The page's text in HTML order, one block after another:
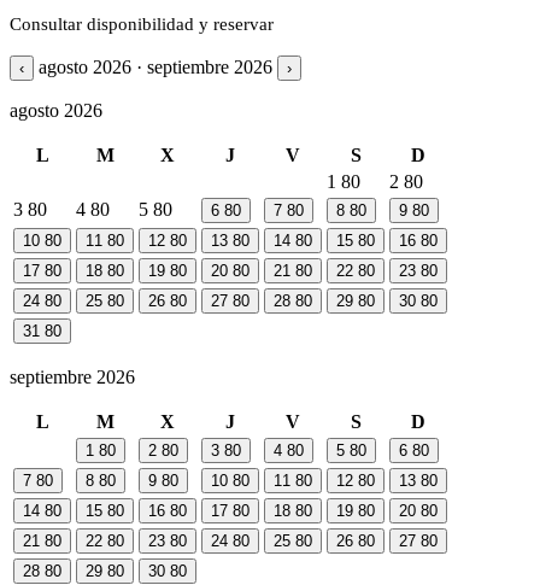
Consultar disponibilidad y reservar
‹ agosto 2026 · septiembre 2026 ›
agosto 2026
L M X J V S
D
1 80 2 80
3 80 4 80 5 80 6 80 7 80 8 80 9 80
10 80 11 80 12 80 13 80 14 80 15 80 16 80
17 80 18 80 19 80 20 80 21 80 22 80 23 80
24 80 25 80 26 80 27 80 28 80 29 80 30 80
31 80
septiembre 2026
L M X J V S D
1 80 2 80 3 80 4 80 5 80 6 80
7 80 8 80 9 80 10 80 11 80 12 80 13 80
14 80 15 80 16 80 17 80 18 80 19 80 20 80
21 80 22 80 23 80 24 80 25 80 26 80 27 80
28 80 29 80 30 80